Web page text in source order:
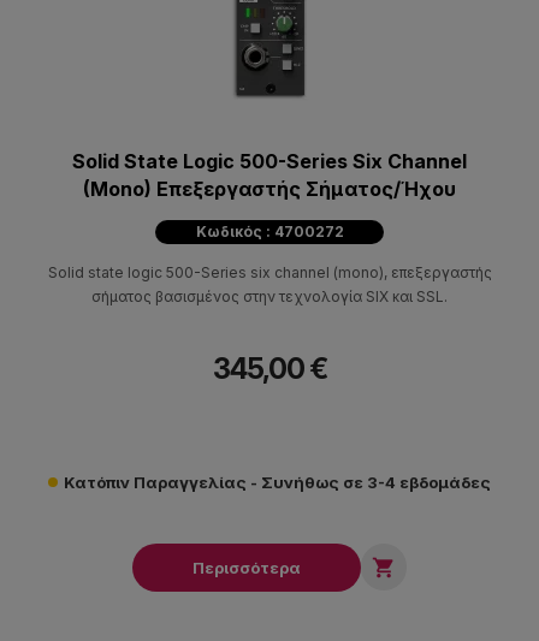
Solid State Logic 500-Series Six Channel
(Mono) Επεξεργαστής Σήματος/Ήχου
Κωδικός : 4700272
Solid state logic 500-Series six channel (mono), επεξεργαστής
σήματος βασισμένος στην τεχνολογία SIX και SSL.
345,00 €
Κατόπιν Παραγγελίας - Συνήθως σε 3-4 εβδομάδες
Περισσότερα 